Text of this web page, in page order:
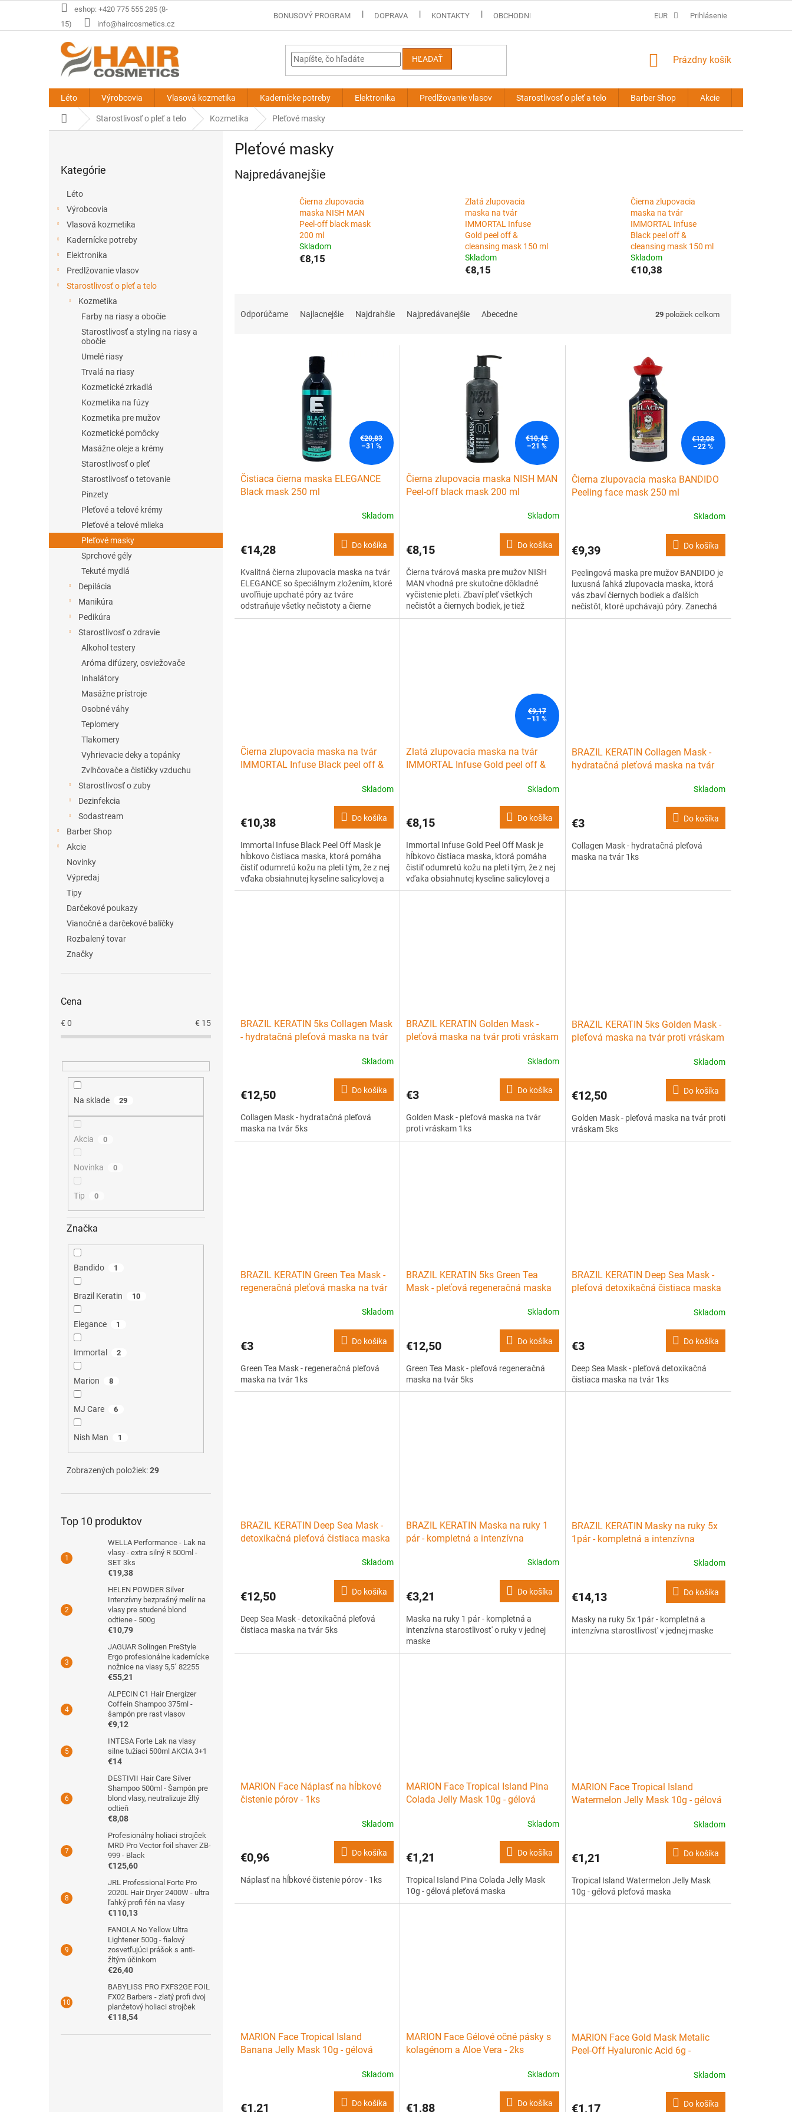
eshop: +420 775 555 285 (8-
15)
info@haircosmetics.cz
BONUSOVÝ PROGRAM DOPRAVA KONTAKTY OBCHODNÉ PODMIENKY PREDLŽOVANIE VLASOV - OBCHODNÉ PODMIENKY
EUR Prihlásenie
HĽADAŤ
NÁKUPNÝ
Prázdny košík
Léto Výrobcovia Vlasová kozmetika Kadernícke potreby Elektronika Predlžovanie vlasov Starostlivosť o pleť a telo Barber Shop Akcie
DomovStarostlivosť o pleť a telo Kozmetika Pleťové masky
kategórie
Kategórie
Léto
Výrobcovia
Vlasová kozmetika
Kadernícke potreby
Elektronika
Predlžovanie vlasov
Starostlivosť o pleť a telo
Kozmetika
Farby na riasy a obočie
Starostlivosť a styling na riasy a
obočie
Umelé riasy
Trvalá na riasy
Kozmetické zrkadlá
Kozmetika na fúzy
Kozmetika pre mužov
Kozmetické pomôcky
Masážne oleje a krémy
Starostlivosť o pleť
Starostlivosť o tetovanie
Pinzety
Pleťové a telové krémy
Pleťové a telové mlieka
Pleťové masky
Sprchové gély
Tekuté mydlá
Depilácia
Manikúra
Pedikúra
Starostlivosť o zdravie
Alkohol testery
Aróma difúzery, osviežovače
Inhalátory
Masážne prístroje
Osobné váhy
Teplomery
Tlakomery
Vyhrievacie deky a topánky
Zvlhčovače a čističky vzduchu
Starostlivosť o zuby
Dezinfekcia
Sodastream
Barber Shop
Akcie
Novinky
Výpredaj
Tipy
Darčekové poukazy
Vianočné a darčekové balíčky
Rozbalený tovar
Značky
Cena
€ 0 € 15
Na sklade 29
Akcia 0
Novinka 0
Tip 0
Značka
Bandido 1
Brazil Keratin 10
Elegance 1
Immortal 2
Marion 8
MJ Care 6
Nish Man 1
Zobrazených položiek:29
Top 10 produktov
WELLA Performance - Lak na
vlasy - extra silný R 500ml -
SET 3ks
€19,38
HELEN POWDER Silver
Intenzívny bezprašný melír na
vlasy pre studené blond
odtiene - 500g
€10,79
JAGUAR Solingen PreStyle
Ergo profesionálne kadernícke
nožnice na vlasy 5,5´ 82255
€55,21
ALPECIN C1 Hair Energizer
Coffein Shampoo 375ml -
šampón pre rast vlasov
€9,12
INTESA Forte Lak na vlasy
silne tužiaci 500ml AKCIA 3+1
€14
DESTIVII Hair Care Silver
Shampoo 500ml - Šampón pre
blond vlasy, neutralizuje žltý
odtieň
€8,08
Profesionálny holiaci strojček
MRD Pro Vector foil shaver ZB-
999 - Black
€125,60
JRL Professional Forte Pro
2020L Hair Dryer 2400W - ultra
ľahký profi fén na vlasy
€110,13
FANOLA No Yellow Ultra
Lightener 500g - fialový
zosvetľujúci prášok s anti-
žltým účinkom
€26,40
BABYLISS PRO FXFS2GE FOIL
FX02 Barbers - zlatý profi dvoj
planžetový holiaci strojček
€118,54
Pleťové masky
Najpredávanejšie
Čierna zlupovacia
maska NISH MAN
Peel-off black mask
200 ml
Skladom
€8,15
Zlatá zlupovacia
maska na tvár
IMMORTAL Infuse
Gold peel off &
cleansing mask 150 ml
Skladom
€8,15
Čierna zlupovacia
maska na tvár
IMMORTAL Infuse
Black peel off &
cleansing mask 150 ml
Skladom
€10,38
Odporúčame Najlacnejšie Najdrahšie Najpredávanejšie Abecedne 29 položiek celkom
€20,83
–31 %
Čistiaca čierna maska ELEGANCE
Black mask 250 ml
Skladom
€14,28 Do košíka
Kvalitná čierna zlupovacia maska na tvár
ELEGANCE so špeciálnym zložením, ktoré
uvoľňuje upchaté póry az tváre
odstraňuje všetky nečistoty a čierne
bodky. Zanechá tvár čistú a omladenú.
€10,42
–21 %
Čierna zlupovacia maska NISH MAN
Peel-off black mask 200 ml
Skladom
€8,15 Do košíka
Čierna tvárová maska pre mužov NISH
MAN vhodná pre skutočne dôkladné
vyčistenie pleti. Zbaví pleť všetkých
nečistôt a čiernych bodiek, je tiež
nedoceniteľným pomocníkom v boji s
€12,08
–22 %
Čierna zlupovacia maska BANDIDO
Peeling face mask 250 ml
Skladom
€9,39 Do košíka
Peelingová maska pre mužov BANDIDO je
luxusná ľahká zlupovacia maska, ktorá
vás zbaví čiernych bodiek a ďalších
nečistôt, ktoré upchávajú póry. Zanechá
pleť sviežu, čistú a omladenú.
Čierna zlupovacia maska na tvár
IMMORTAL Infuse Black peel off &
Skladom
€10,38 Do košíka
Immortal Infuse Black Peel Off Mask je
hĺbkovo čistiaca maska, ktorá pomáha
čistiť odumretú kožu na pleti tým, že z nej
vďaka obsiahnutej kyseline salicylovej a
rastlinnému komplexu odstraňuje
€9,17
–11 %
Zlatá zlupovacia maska na tvár
IMMORTAL Infuse Gold peel off &
Skladom
€8,15 Do košíka
Immortal Infuse Gold Peel Off Mask je
hĺbkovo čistiaca maska, ktorá pomáha
čistiť odumretú kožu na pleti tým, že z nej
vďaka obsiahnutej kyseline salicylovej a
rastlinnému komplexu odstraňuje
BRAZIL KERATIN Collagen Mask -
hydratačná pleťová maska na tvár
Skladom
€3 Do košíka
Collagen Mask - hydratačná pleťová
maska na tvár 1ks
BRAZIL KERATIN 5ks Collagen Mask
- hydratačná pleťová maska na tvár
Skladom
€12,50 Do košíka
Collagen Mask - hydratačná pleťová
maska na tvár 5ks
BRAZIL KERATIN Golden Mask -
pleťová maska na tvár proti vráskam
Skladom
€3 Do košíka
Golden Mask - pleťová maska na tvár
proti vráskam 1ks
BRAZIL KERATIN 5ks Golden Mask -
pleťová maska na tvár proti vráskam
Skladom
€12,50 Do košíka
Golden Mask - pleťová maska na tvár proti
vráskam 5ks
BRAZIL KERATIN Green Tea Mask -
regeneračná pleťová maska na tvár
Skladom
€3 Do košíka
Green Tea Mask - regeneračná pleťová
maska na tvár 1ks
BRAZIL KERATIN 5ks Green Tea
Mask - pleťová regeneračná maska
Skladom
€12,50 Do košíka
Green Tea Mask - pleťová regeneračná
maska na tvár 5ks
BRAZIL KERATIN Deep Sea Mask -
pleťová detoxikačná čistiaca maska
Skladom
€3 Do košíka
Deep Sea Mask - pleťová detoxikačná
čistiaca maska na tvár 1ks
BRAZIL KERATIN Deep Sea Mask -
detoxikačná pleťová čistiaca maska
Skladom
€12,50 Do košíka
Deep Sea Mask - detoxikačná pleťová
čistiaca maska na tvár 5ks
BRAZIL KERATIN Maska na ruky 1
pár - kompletná a intenzívna
Skladom
€3,21 Do košíka
Maska na ruky 1 pár - kompletná a
intenzívna starostlivost' o ruky v jednej
maske
BRAZIL KERATIN Masky na ruky 5x
1pár - kompletná a intenzívna
Skladom
€14,13 Do košíka
Masky na ruky 5x 1pár - kompletná a
intenzívna starostlivost' v jednej maske
MARION Face Náplasť na hĺbkové
čistenie pórov - 1ks
Skladom
€0,96 Do košíka
Náplasť na hĺbkové čistenie pórov - 1ks
MARION Face Tropical Island Pina
Colada Jelly Mask 10g - gélová
Skladom
€1,21 Do košíka
Tropical Island Pina Colada Jelly Mask
10g - gélová pleťová maska
MARION Face Tropical Island
Watermelon Jelly Mask 10g - gélová
Skladom
€1,21 Do košíka
Tropical Island Watermelon Jelly Mask
10g - gélová pleťová maska
MARION Face Tropical Island
Banana Jelly Mask 10g - gélová
Skladom
€1,21 Do košíka
MARION Face Gélové očné pásky s
kolagénom a Aloe Vera - 2ks
Skladom
€1,88 Do košíka
MARION Face Gold Mask Metalic
Peel-Off Hyaluronic Acid 6g -
Skladom
€1,17 Do košíka